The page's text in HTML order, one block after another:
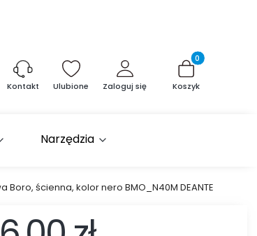
Kontakt Ulubione Zaloguj się
Produkty w
Koszyk
Narzędzia
Boro, ścienna, kolor nero BMO_N40M DEANTE